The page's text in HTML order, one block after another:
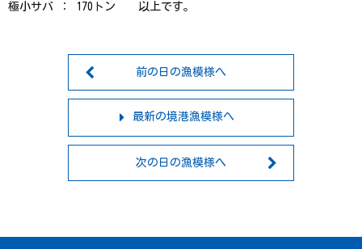
極小サバ ： 170トン 以上です。
前の日の漁模様へ
最新の境港漁模様へ
次の日の漁模様へ